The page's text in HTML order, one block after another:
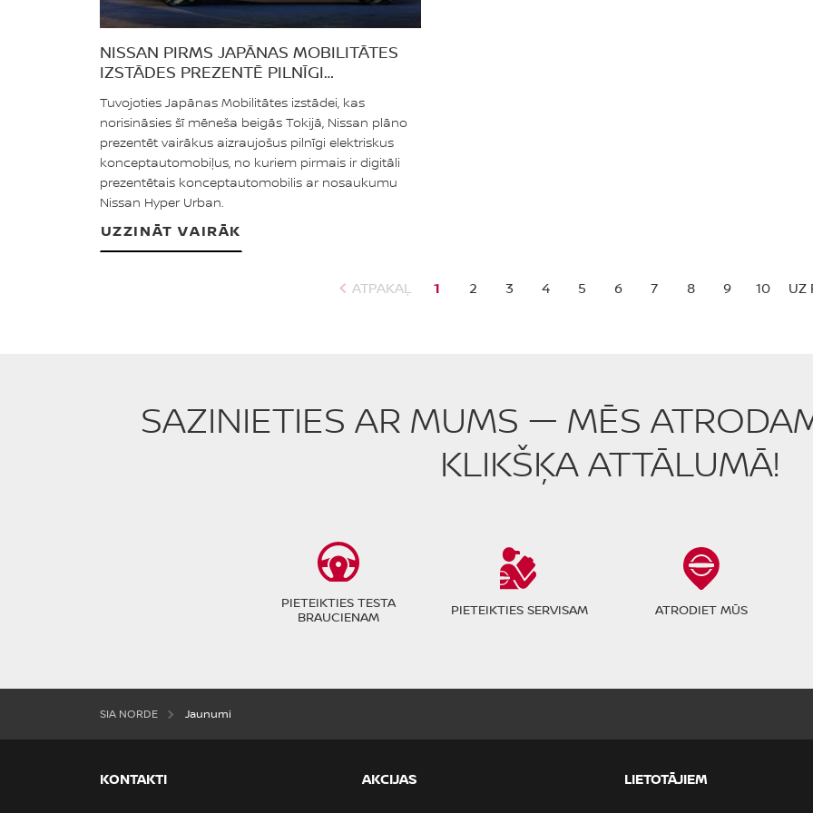
NISSAN PIRMS JAPĀNAS MOBILITĀTES
IZSTĀDES PREZENTĒ PILNĪGI
ELEKTRISKO NISSAN HYPER URBAN
KONCEPTAUTOMOBILI
Tuvojoties Japānas Mobilitātes izstādei, kas
norisināsies šī mēneša beigās Tokijā, Nissan plāno
prezentēt vairākus aizraujošus pilnīgi elektriskus
konceptautomobiļus, no kuriem pirmais ir digitāli
prezentētais konceptautomobilis ar nosaukumu
Nissan Hyper Urban.
UZZINĀT VAIRĀK
ATPAKAĻ UZ
1 2 3 4 5 6 7 8 9 10
SAZINIETIES AR MUMS — MĒS
KLIKŠĶA ATTĀLUMĀ!
PIETEIKTIES TESTA
BRAUCIENAM
PIETEIKTIES SERVISAM ATRODIET MŪS
SIA NORDE Jaunumi
KONTAKTI AKCIJAS LIETOTĀJIEM